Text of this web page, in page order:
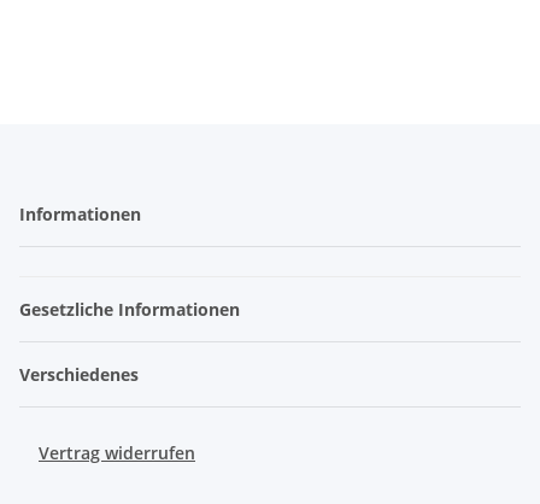
Informationen
Gesetzliche Informationen
Verschiedenes
Vertrag widerrufen